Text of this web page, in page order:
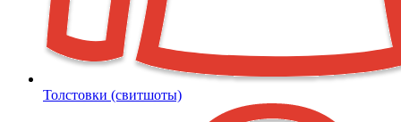
Толстовки (свитшоты)